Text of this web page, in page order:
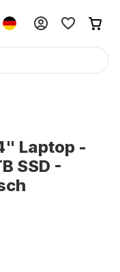
Laptop -
SSD -